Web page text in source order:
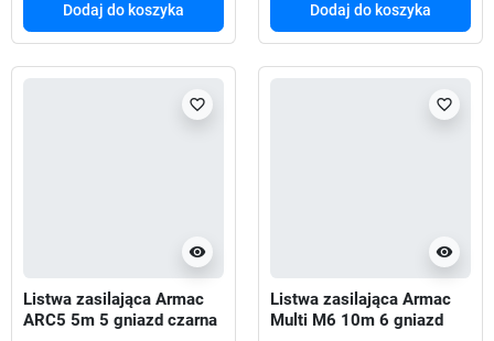
Dodaj do koszyka Dodaj do koszyka
visibility
favorite_border
Listwa zasilająca Armac
ARC5 5m 5 gniazd czarna
visibility
favorite_border
Listwa zasilająca Armac
Multi M6 10m 6 gniazd